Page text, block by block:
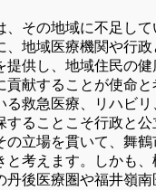
その地域に不足して
、地域医療機関や行
提供し、地域住民の
貢献することが使命と
る救急医療、リハビリ
することこそ行政と
の立場を貫いて、舞
と考えます。しかも
丹後医療圏や福井嶺南